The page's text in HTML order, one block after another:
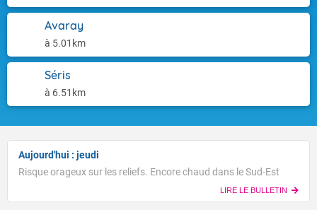
Avaray
à 5.01km
Séris
à 6.51km
Aujourd'hui : jeudi
Risque orageux sur les reliefs. Encore chaud dans le Sud-Est
LIRE LE BULLETIN